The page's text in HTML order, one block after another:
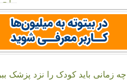
چه زمانی باید کودک را نزد پزشک